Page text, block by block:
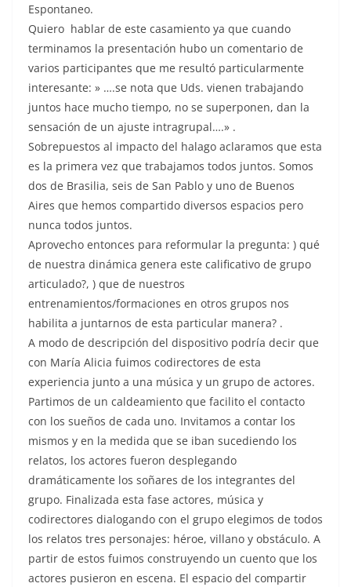
Espontaneo.
Quiero hablar de este casamiento ya que cuando
terminamos la presentación hubo un comentario de
varios participantes que me resultó particularmente
interesante: » ….se nota que Uds. vienen trabajando
juntos hace mucho tiempo, no se superponen, dan la
sensación de un ajuste intragrupal….» .
Sobrepuestos al impacto del halago aclaramos que esta
es la primera vez que trabajamos todos juntos. Somos
dos de Brasilia, seis de San Pablo y uno de Buenos
Aires que hemos compartido diversos espacios pero
nunca todos juntos.
Aprovecho entonces para reformular la pregunta: ) qué
de nuestra dinámica genera este calificativo de grupo
articulado?, ) que de nuestros
entrenamientos/formaciones en otros grupos nos
habilita a juntarnos de esta particular manera? .
A modo de descripción del dispositivo podría decir que
con María Alicia fuimos codirectores de esta
experiencia junto a una música y un grupo de actores.
Partimos de un caldeamiento que facilito el contacto
con los sueños de cada uno. Invitamos a contar los
mismos y en la medida que se iban sucediendo los
relatos, los actores fueron desplegando
dramáticamente los soñares de los integrantes del
grupo. Finalizada esta fase actores, música y
codirectores dialogando con el grupo elegimos de todos
los relatos tres personajes: héroe, villano y obstáculo. A
partir de estos fuimos construyendo un cuento que los
actores pusieron en escena. El espacio del compartir